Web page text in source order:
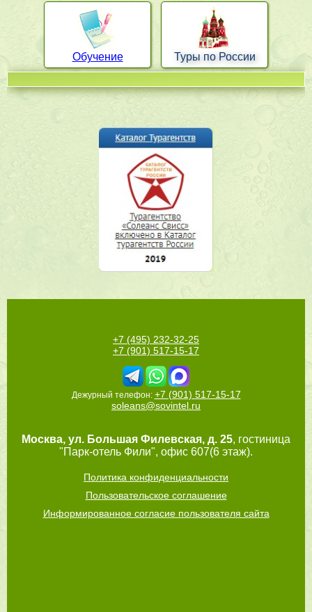
Обучение Туры по России
+7 (495) 232-32-25
+7 (901) 517-15-17
Дежурный телефон: +7 (901) 517-15-17
soleans@sovintel.ru
Москва, ул. Большая Филевская, д. 25, гостиница
"Парк-отель Фили", офис 607(6 этаж).
Политика конфиденциальности
Пользовательское соглашение
Информированное согласие пользователя сайта